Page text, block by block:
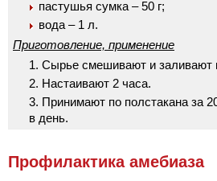
пастушья сумка – 50 г;
вода – 1 л.
Приготовление, применение
Сырье смешивают и заливают
Настаивают 2 часа.
Принимают по полстакана за
в день.
Профилактика амебиаза